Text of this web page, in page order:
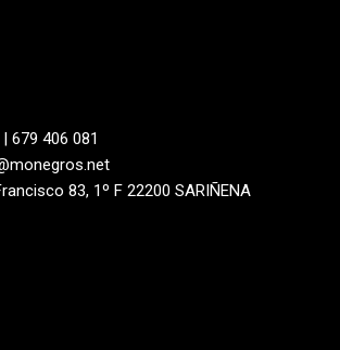
679 406 081
83, 1º F 22200 SARIÑENA